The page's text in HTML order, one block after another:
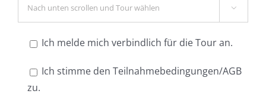

Ich melde mich verbindlich für die Tour an.
Ich stimme den Teilnahmebedingungen/AGB
zu.